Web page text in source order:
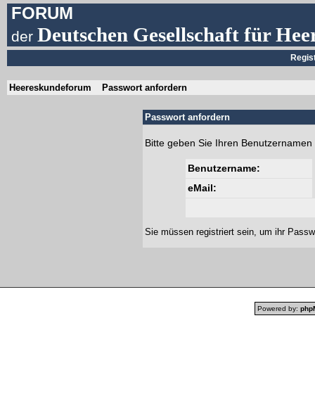
FORUM
derDeutschen Gesellschaft für
Heereskundeforum Passwort anfordern
Passwort anfordern
Bitte geben Sie Ihren
Benutzername:
eMail:
Sie müssenregistriert sein, um ihr
Powered by: